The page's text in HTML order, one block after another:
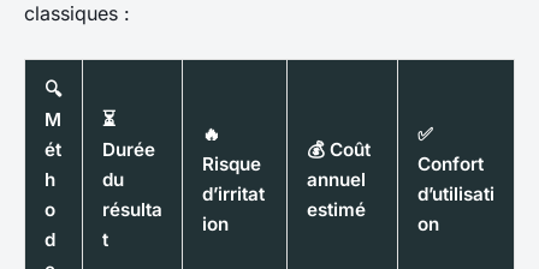
classiques :
🔍
M
ét
h
o
d
⏳
Durée
du
résulta
t
🔥
Risque
d’irritat
ion
💰 Coût
annuel
estimé
✅
Confort
d’utilisati
on